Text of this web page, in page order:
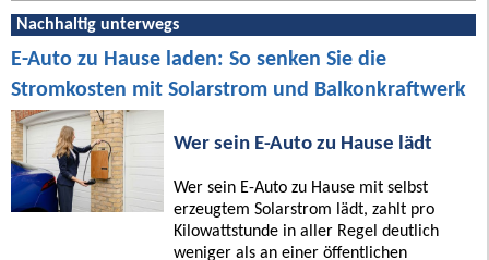
Nachhaltig unterwegs
E-Auto zu Hause laden: So senken Sie die
Stromkosten mit Solarstrom und Balkonkraftwerk
Wer sein E-Auto zu Hause lädt
Wer sein E-Auto zu Hause mit selbst
erzeugtem Solarstrom lädt, zahlt pro
Kilowattstunde in aller Regel deutlich
weniger als an einer öffentlichen